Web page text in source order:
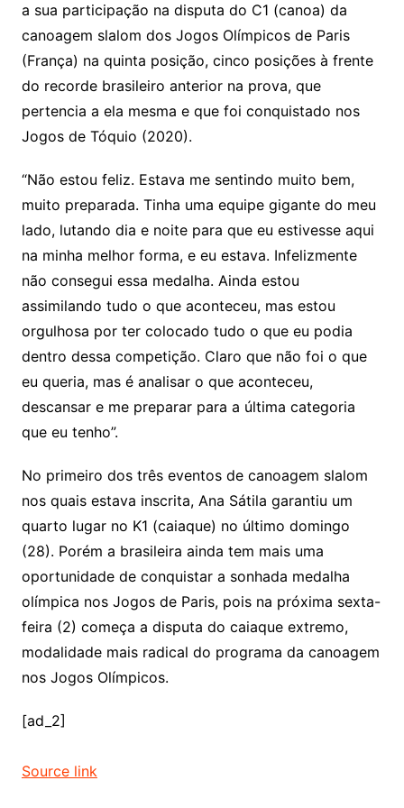
k p
a
s
o
m
g
e
c
o
m
M
ai
l
s
a sua participação na disputa do C1 (canoa) da
canoagem slalom dos Jogos Olímpicos de Paris
(França) na quinta posição, cinco posições à frente
do recorde brasileiro anterior na prova, que
pertencia a ela mesma e que foi conquistado nos
Jogos de Tóquio (2020).
“Não estou feliz. Estava me sentindo muito bem,
muito preparada. Tinha uma equipe gigante do meu
lado, lutando dia e noite para que eu estivesse aqui
na minha melhor forma, e eu estava. Infelizmente
não consegui essa medalha. Ainda estou
assimilando tudo o que aconteceu, mas estou
orgulhosa por ter colocado tudo o que eu podia
dentro dessa competição. Claro que não foi o que
eu queria, mas é analisar o que aconteceu,
descansar e me preparar para a última categoria
que eu tenho”.
No primeiro dos três eventos de canoagem slalom
nos quais estava inscrita, Ana Sátila garantiu um
quarto lugar no K1 (caiaque) no último domingo
(28). Porém a brasileira ainda tem mais uma
oportunidade de conquistar a sonhada medalha
olímpica nos Jogos de Paris, pois na próxima sexta-
feira (2) começa a disputa do caiaque extremo,
modalidade mais radical do programa da canoagem
nos Jogos Olímpicos.
[ad_2]
Source link